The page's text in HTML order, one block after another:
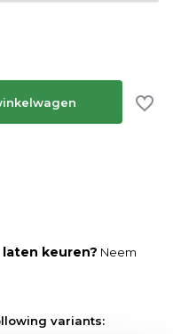
keuren? Neem
variants: